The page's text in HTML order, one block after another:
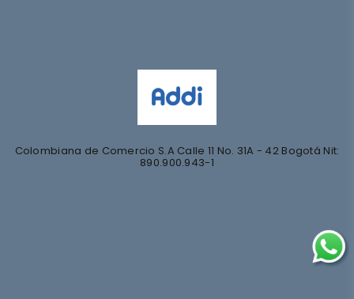
Colombiana de Comercio S.A Calle 11 No. 31A - 42 Bogotá Nit:
890.900.943-1